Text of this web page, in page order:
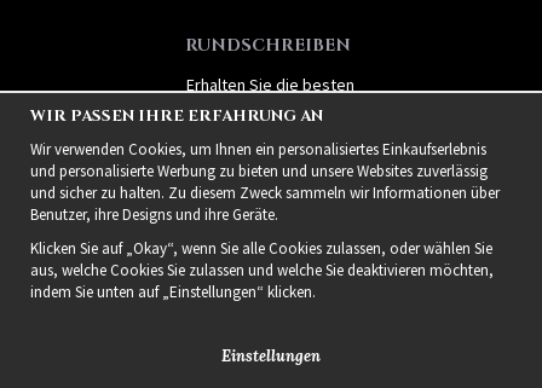
RUNDSCHREIBEN
Erhalten Sie die besten
Angebote und spannende
neue Produkte!
WIR PASSEN IHRE ERFAHRUNG AN
Wir verwenden Cookies, um Ihnen ein personalisiertes Einkaufserlebnis
und personalisierte Werbung zu bieten und unsere Websites zuverlässig
und sicher zu halten. Zu diesem Zweck sammeln wir Informationen über
Benutzer, ihre Designs und ihre Geräte.
Klicken Sie auf „Okay“, wenn Sie alle Cookies zulassen, oder wählen Sie
aus, welche Cookies Sie zulassen und welche Sie deaktivieren möchten,
indem Sie unten auf „Einstellungen“ klicken.
Einstellungen